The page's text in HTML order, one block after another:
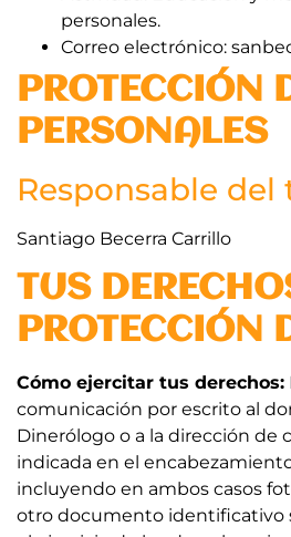
personales.
Correo electrónico:
PROTECCIÓN
PERSONALES
Responsable
Santiago Becerra Carrillo
TUS
PROTECCIÓN
Cómo ejercitar tus derechos:
comunicación por escrito al
Dinerólogo o a la dirección de
indicada en el
incluyendo en ambos casos
otro documento identificativo